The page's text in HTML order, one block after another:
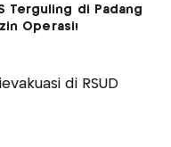
Terguling di Padang
Operasi!
di RSUD